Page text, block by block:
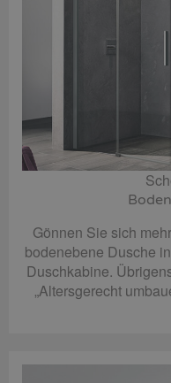
Gönnen Sie sich
bodenebene Dusche
Duschkabine.
„Altersgerecht